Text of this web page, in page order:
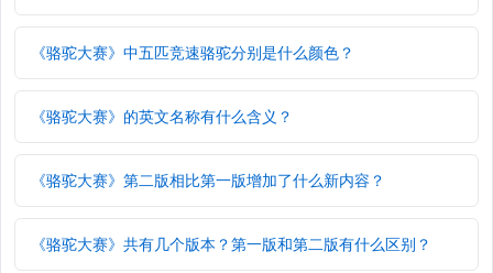
《骆驼大赛》中五匹竞速骆驼分别是什么颜色？
《骆驼大赛》的英文名称有什么含义？
《骆驼大赛》第二版相比第一版增加了什么新内容？
《骆驼大赛》共有几个版本？第一版和第二版有什么区别？